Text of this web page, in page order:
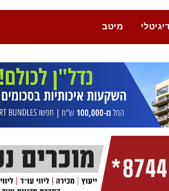
מיטב